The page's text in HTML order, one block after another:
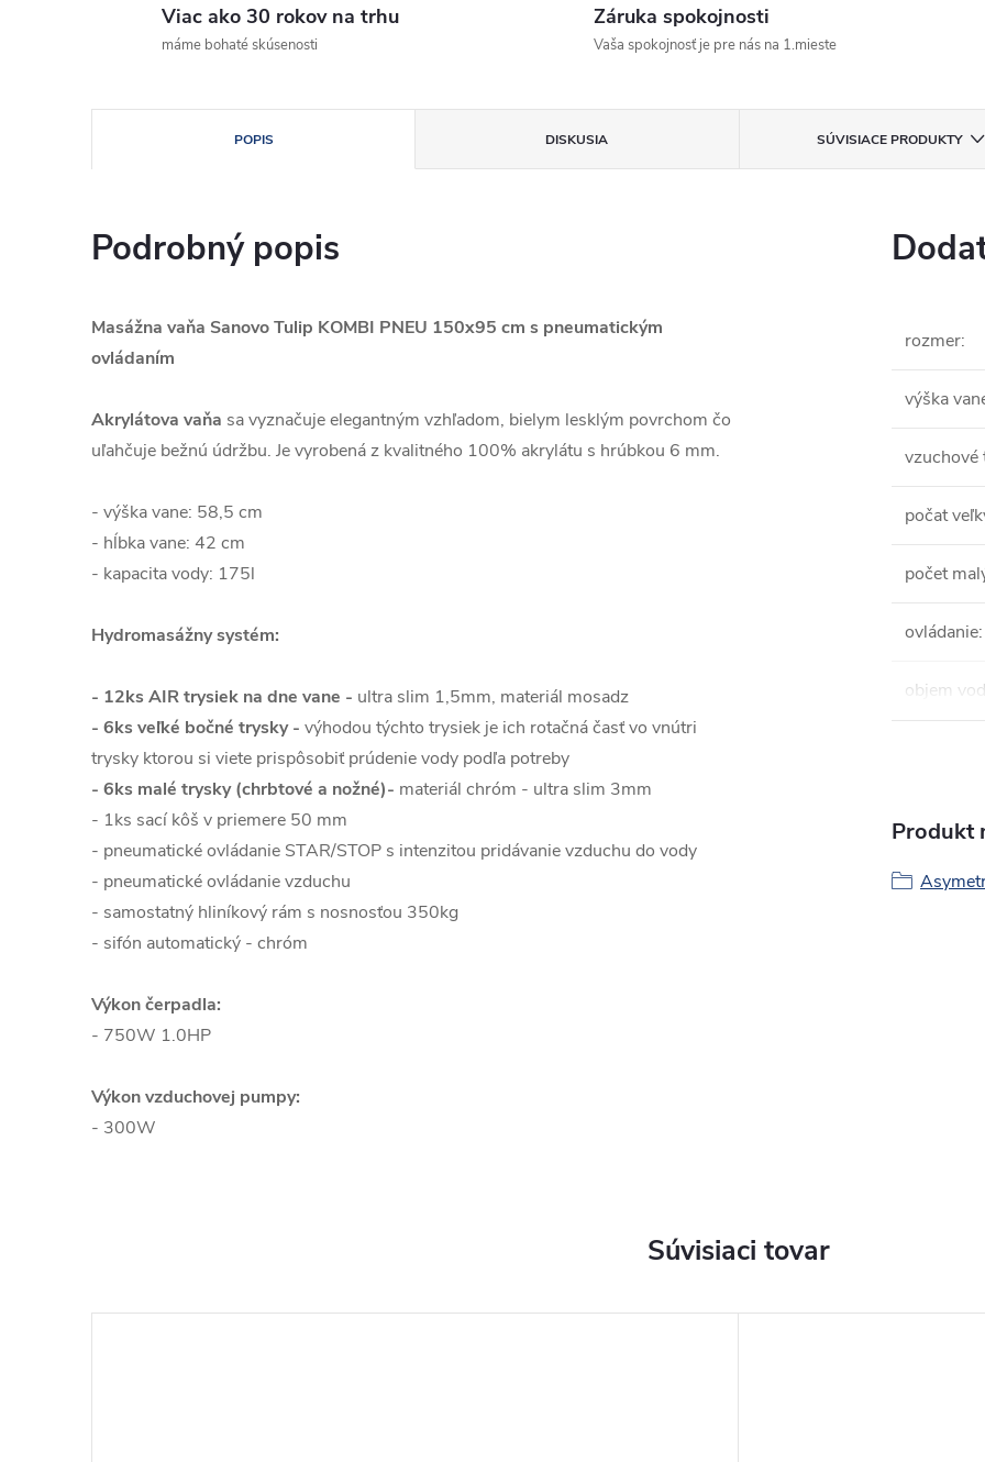
Viac ako 30 rokov na trhu
máme bohaté skúsenosti
Záruka spokojnosti
Vaša spokojnosť je pre nás na 1.mieste
POPIS DISKUSIA SÚVISIACE PRODUKTY
Podrobný popis
Masážna vaňa Sanovo Tulip KOMBI PNEU 150x95 cm s pneumatickým
ovládaním
Akrylátova vaňa sa vyznačuje elegantným vzhľadom, bielym lesklým povrchom čo
uľahčuje bežnú údržbu. Je vyrobená z kvalitného 100% akrylátu s hrúbkou 6 mm.
- výška vane: 58,5 cm
- hĺbka vane: 42 cm
- kapacita vody: 175l
Hydromasážny systém:
- 12ks AIR trysiek na dne vane - ultra slim 1,5mm, materiál mosadz
- 6ks veľké bočné trysky - výhodou týchto trysiek je ich rotačná časť vo vnútri
trysky ktorou si viete prispôsobiť prúdenie vody podľa potreby
- 6ks malé trysky (chrbtové a nožné)- materiál chróm - ultra slim 3mm
- 1ks sací kôš v priemere 50 mm
- pneumatické ovládanie STAR/STOP s intenzitou pridávanie vzduchu do vody
- pneumatické ovládanie vzduchu
- samostatný hliníkový rám s nosnosťou 350kg
- sifón automatický - chróm
Výkon čerpadla:
- 750W 1.0HP
Výkon vzduchovej pumpy:
- 300W
rozmer:
výška
vzuchové
počat
počet
ovládanie:
objem
Produkt
Súvisiaci tovar